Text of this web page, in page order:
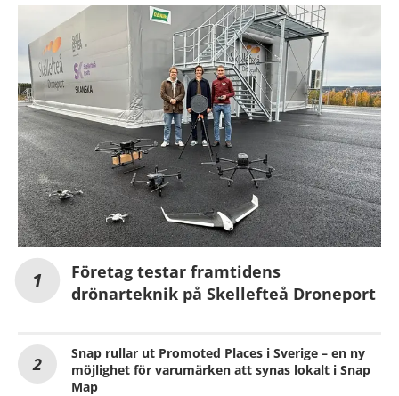
Företag testar framtidens
drönarteknik på Skellefteå Droneport
Snap rullar ut Promoted Places i Sverige – en ny
möjlighet för varumärken att synas lokalt i Snap
Map